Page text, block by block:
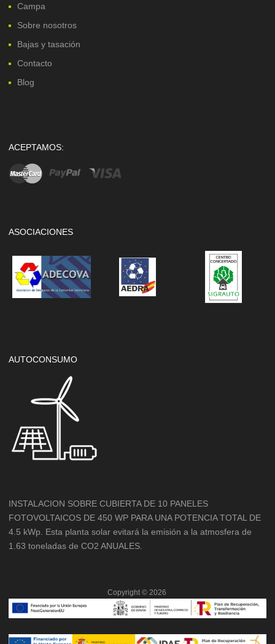
Campa
Sobre nosotros
Bajas y tasación
Contacto
Blog
ACEPTAMOS:
ASOCIACIONES
AUTOCONSUMO
INSTALACION SOBRE CUBIERTA DE 10 PANELES
FOTOVOLTAICOS DE 450 WP PARA UNA POTENCIA TOTAL DE
4.5 kWp. Esta planta solar evitará la emisión a la atmosfera de
1.63 toneladas de CO2 ANUALES.
Copyright © 2026